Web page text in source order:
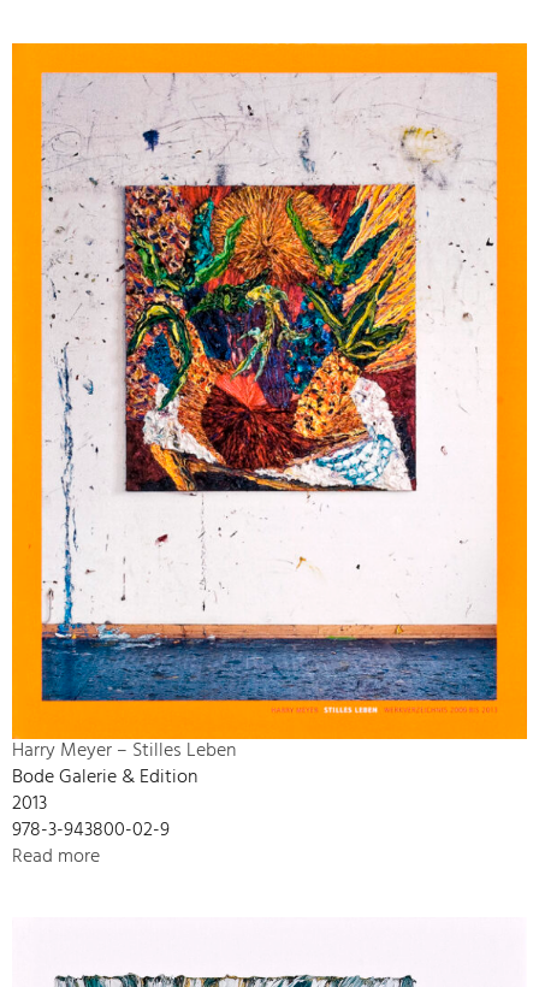
Harry Meyer – Stilles Leben
Bode Galerie & Edition
2013
978-3-943800-02-9
Read more